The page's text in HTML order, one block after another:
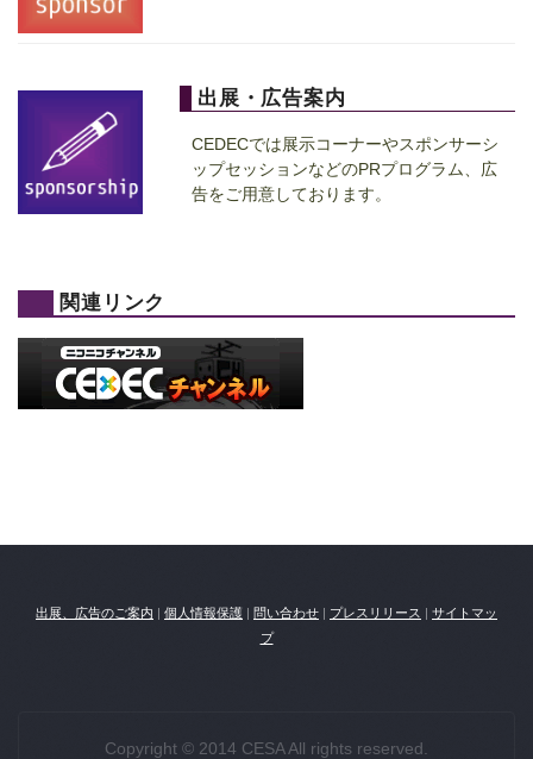
出展・広告案内
CEDECでは展示コーナーやスポンサーシ
ップセッションなどのPRプログラム、広
告をご用意しております。
関連リンク
出展、広告のご案内 | 個人情報保護 | 問い合わせ | プレスリリース | サイトマッ
プ
Copyright © 2014 CESA All rights reserved.